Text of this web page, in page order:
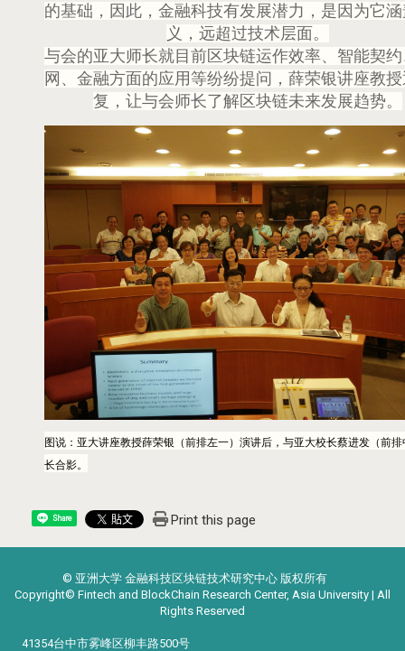
的基础，因此，金融科技有发展潜力，是因为它
义，远超过技术层面。
与会的亚大师长就目前区块链运作效率、智能契
网、金融方面的应用等纷纷提问，薛荣银讲座教
复，让与会师长了解区块链未来发展趋势。
图说：亚大讲座教授薛荣银（前排左一）演讲后，与亚大校长蔡进发（前
长合影。
Share Print this page
© 亚洲大学 金融科技区块链技术研究中心 版权所有
Copyright© Fintech and BlockChain Research Center, Asia University | All
Rights Reserved
41354台中市雾峰区柳丰路500号